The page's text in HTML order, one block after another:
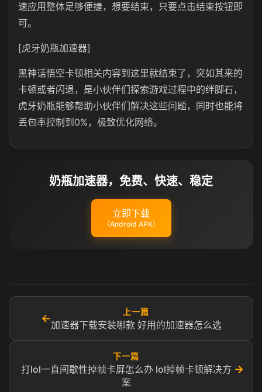
速应用整体足够便捷，想要结束，只要点击结束按钮即
可。
[虎牙奶瓶加速器]
黑神话悟空卡顿相关内容到这里就结束了，突如其来的
卡顿或者闪退，是小伙伴们探索游戏过程中的绊脚石，
虎牙奶瓶能够帮助小伙伴们解决这些问题，同时也能将
丢包率控制到0%，极致优化网络。
奶瓶加速器，免费、快速、稳定
立即下载
（Android APK）
←
上一篇
加速器下载安装哪款 好用的加速器怎么选
下一篇
打lol一直间歇性掉帧卡屏怎么办 lol掉帧卡顿解决方
案
→